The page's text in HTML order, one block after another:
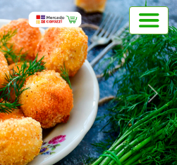
Next